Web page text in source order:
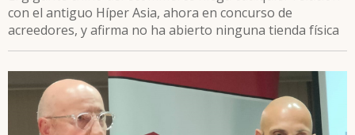
con el antiguo Híper Asia, ahora en concurso de
acreedores, y afirma no ha abierto ninguna tienda física